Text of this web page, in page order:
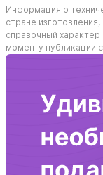
Информация о
стране
справочный
моменту публикации